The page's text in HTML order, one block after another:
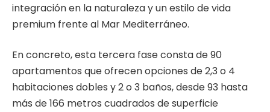
integración en la naturaleza y un estilo de vida
premium frente al Mar Mediterráneo.
En concreto, esta tercera fase consta de 90
apartamentos que ofrecen opciones de 2,3 o 4
habitaciones dobles y 2 o 3 baños, desde 93 hasta
más de 166 metros cuadrados de superficie